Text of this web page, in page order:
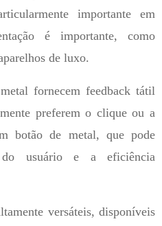
importante em
é importante, como
de luxo.
fornecem feedback tátil
preferem o clique ou a
botão de metal, que pode
do usuário e a eficiência
versáteis, disponíveis